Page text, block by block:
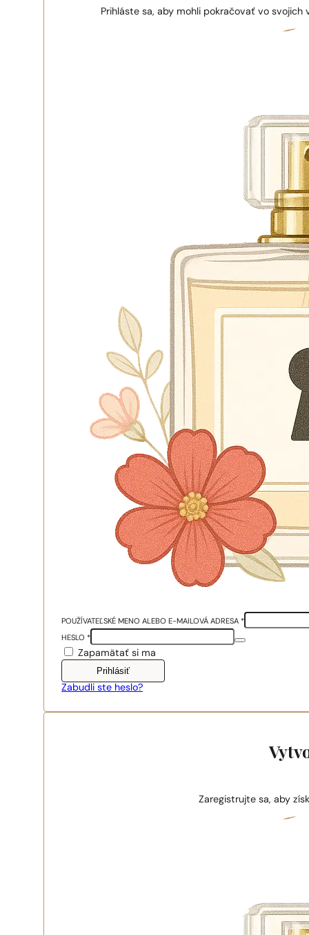
Prihláste sa, aby mohli pokračovať vo
POUŽÍVATEĽSKÉ MENO ALEBO E-MAILOVÁ ADRESA *
HESLO *
Zapamätať si ma
Prihlásiť
Zabudli ste heslo?
Zaregistrujte sa, aby